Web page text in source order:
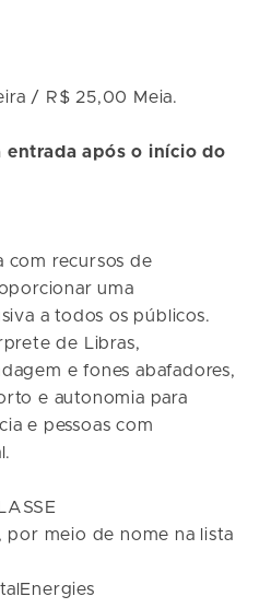
/ R$ 25,00 Meia.
entrada após o início do
com recursos de
uma
a todos os públicos.
de Libras,
e fones abafadores,
e autonomia para
e pessoas com
meio de nome na lista